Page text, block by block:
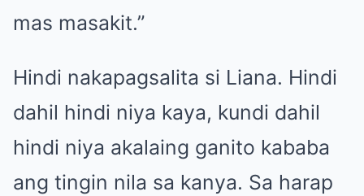
mas masakit.”
Hindi nakapagsalita si Liana. Hindi
dahil hindi niya kaya, kundi dahil
hindi niya akalaing ganito kababa
ang tingin nila sa kanya. Sa harap